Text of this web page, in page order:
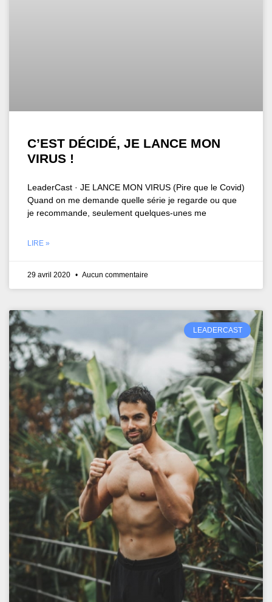
C’EST DÉCIDÉ, JE LANCE MON
VIRUS !
LeaderCast · JE LANCE MON VIRUS (Pire que le Covid)
Quand on me demande quelle série je regarde ou que
je recommande, seulement quelques-unes me
LIRE »
29 avril 2020 Aucun commentaire
LEADERCAST